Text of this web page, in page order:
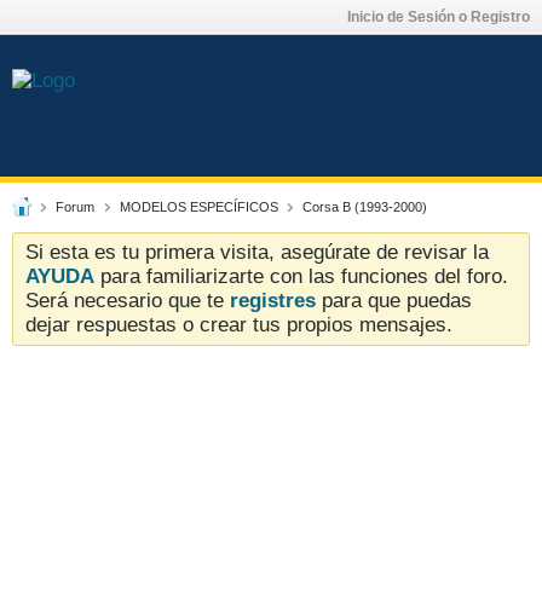
Inicio de Sesión o Registro
Forum MODELOS ESPECÍFICOS Corsa B (1993-2000)
Si esta es tu primera visita, asegúrate de revisar la
AYUDA para familiarizarte con las funciones del foro.
Será necesario que te registres para que puedas
dejar respuestas o crear tus propios mensajes.